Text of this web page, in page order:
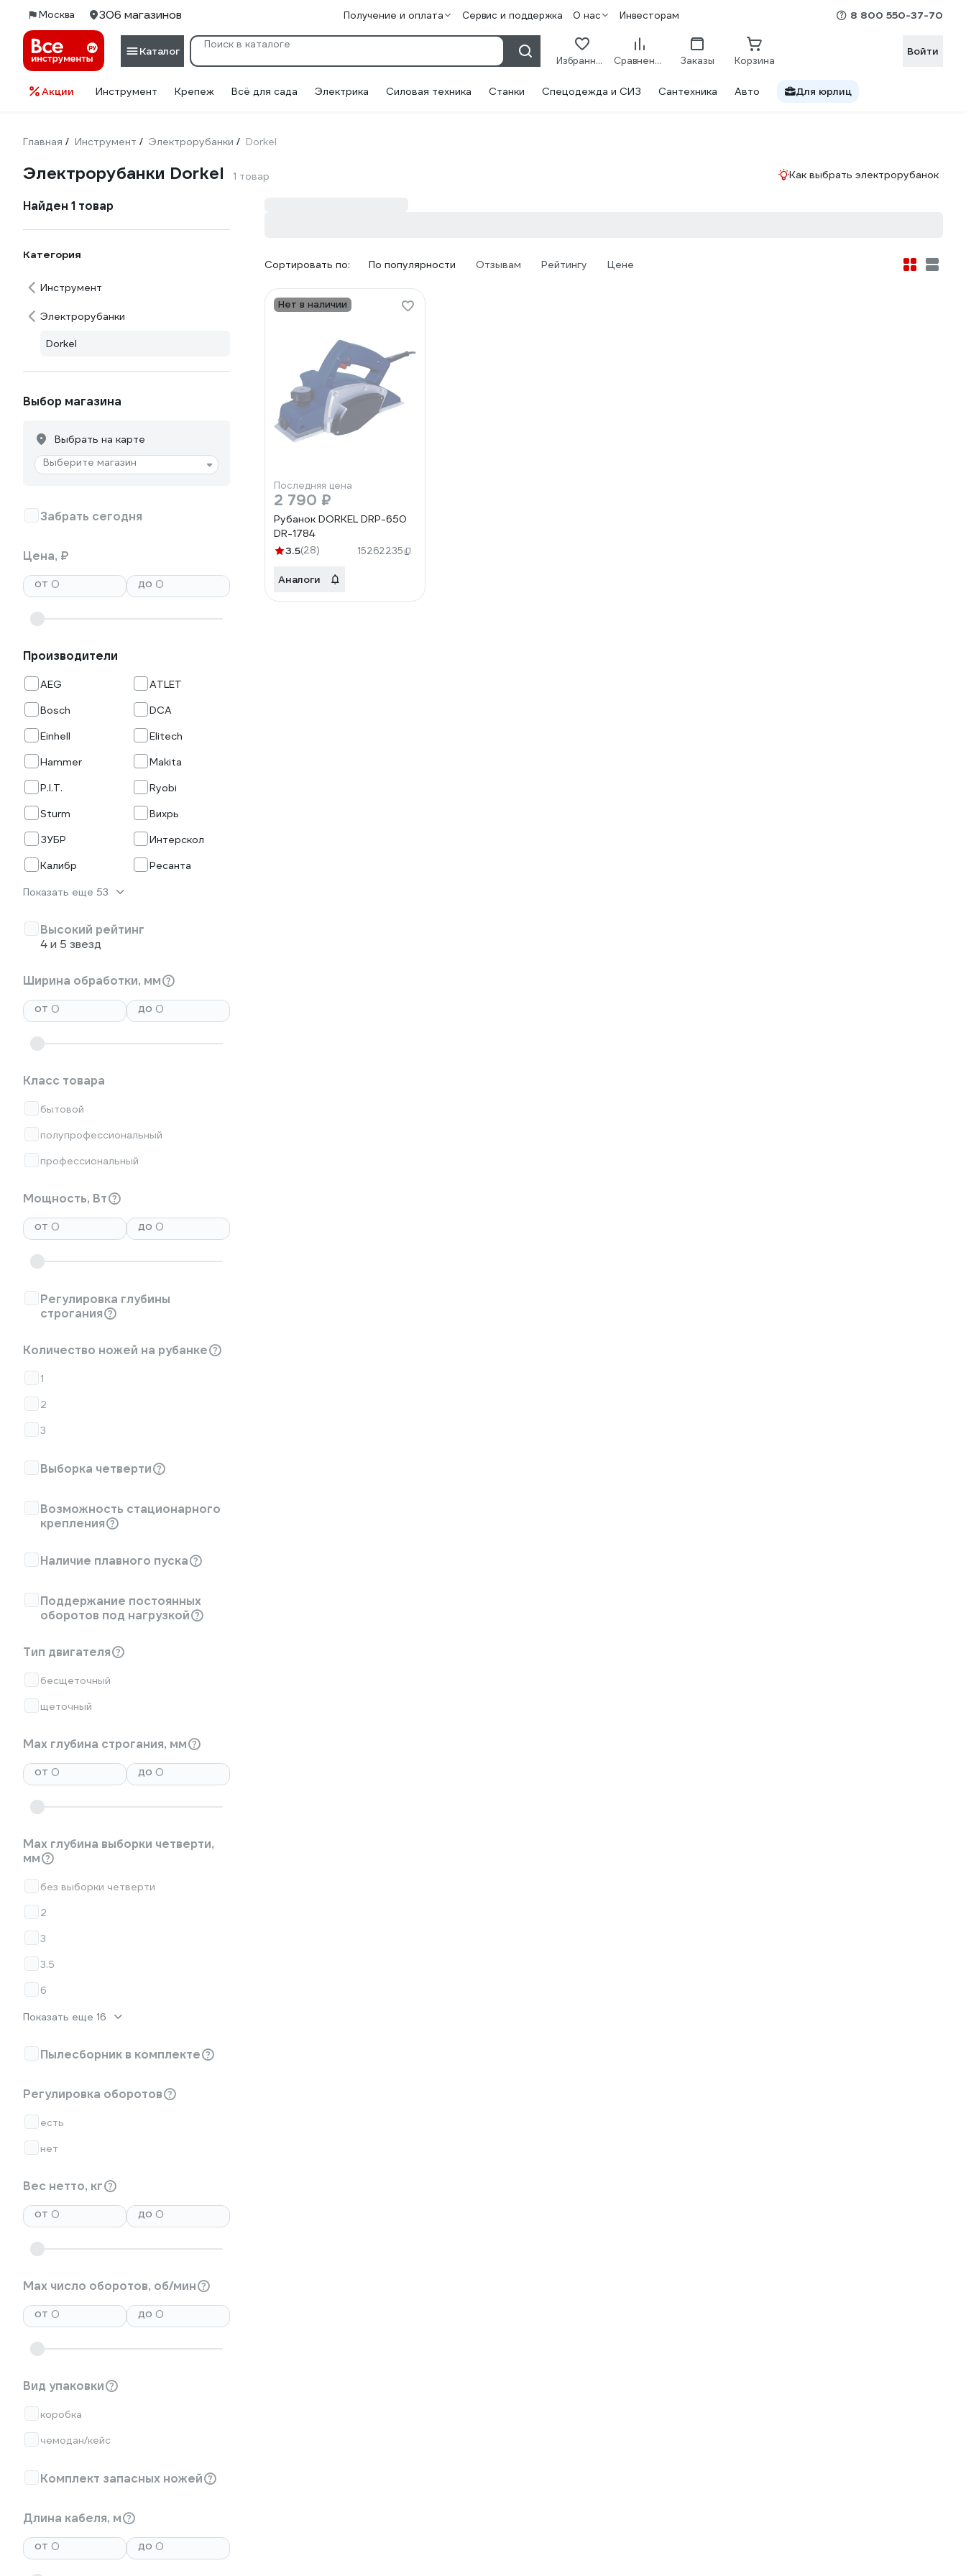
Москва 306 магазинов Получение и оплата Сервис и поддержка О нас Инвесторам 8 800 550-37-70
Каталог
Избранное Сравнение Заказы Корзина
Войти
Акции Инструмент Крепеж Всё для сада Электрика Силовая техника Станки Спецодежда и СИЗ Сантехника Авто Для юрлиц
Главная / Инструмент / Электрорубанки / Dorkel
Электрорубанки Dorkel 1 товар Как выбрать электрорубанок
Найден 1 товар
Категория
Инструмент
Электрорубанки
Dorkel
Выбор магазина
Выбрать на карте
Выберите магазин
Забрать сегодня
Цена, ₽
от
до
Производители
AEG
ATLET
Bosch
DCA
Einhell
Elitech
Hammer
Makita
P.I.T.
Ryobi
Sturm
Вихрь
ЗУБР
Интерскол
Калибр
Ресанта
Показать еще 53
Высокий рейтинг
4 и 5 звезд
Ширина обработки, мм
от
до
Класс товара
бытовой
полупрофессиональный
профессиональный
Мощность, Вт
от
до
Регулировка глубины
строгания
Количество ножей на рубанке
1
2
3
Выборка четверти
Возможность стационарного
крепления
Наличие плавного пуска
Поддержание постоянных
оборотов под нагрузкой
Тип двигателя
бесщеточный
щеточный
Max глубина строгания, мм
от
до
Мах глубина выборки четверти,
мм
без выборки четверти
2
3
3.5
6
Показать еще 16
Пылесборник в комплекте
Регулировка оборотов
есть
нет
Вес нетто, кг
от
до
Max число оборотов, об/мин
от
до
Вид упаковки
коробка
чемодан/кейс
Комплект запасных ножей
Длина кабеля, м
от
до
Сортировать по: По популярности Отзывам Рейтингу Цене
Нет в наличии
Последняя цена
2 790 ₽
Рубанок DORKEL DRP-650
DR-1784
3.5(28) 15262235
Аналоги